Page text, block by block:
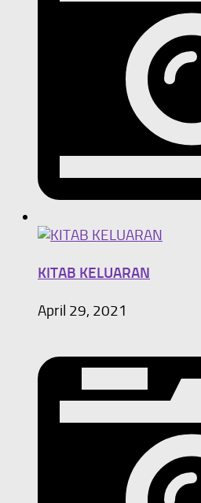
KITAB KELUARAN
April 29, 2021